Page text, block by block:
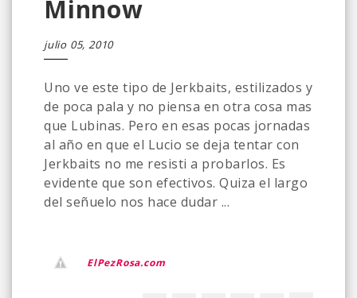
Minnow
julio 05, 2010
Uno ve este tipo de Jerkbaits, estilizados y
de poca pala y no piensa en otra cosa mas
que Lubinas. Pero en esas pocas jornadas
al año en que el Lucio se deja tentar con
Jerkbaits no me resisti a probarlos. Es
evidente que son efectivos. Quiza el largo
del señuelo nos hace dudar ...
ElPezRosa.com